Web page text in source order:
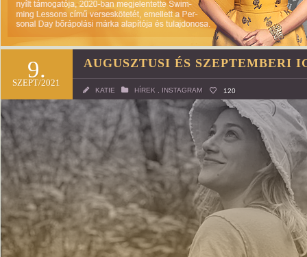
9.
SZEPT/2021
AUGUSZTUSI ÉS SZEPTEMBERI
KATIE HÍREK INSTAGRAM 120